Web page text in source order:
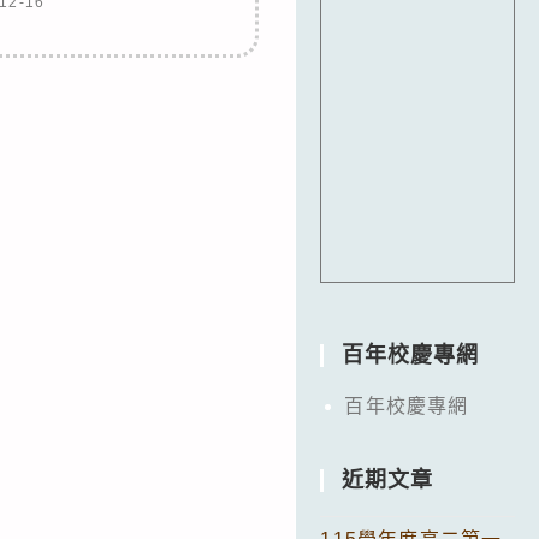
百年校慶專網
百年校慶專網
近期文章